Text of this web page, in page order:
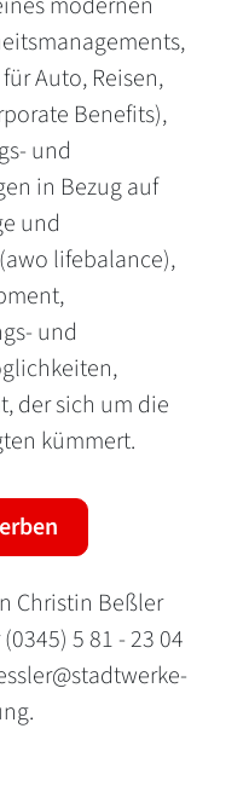
Auto, Reisen,
Benefits),
und
in Bezug auf
und
lifebalance),
und
der sich um die
kümmert.
Christin Beßler
5 81 - 23 04